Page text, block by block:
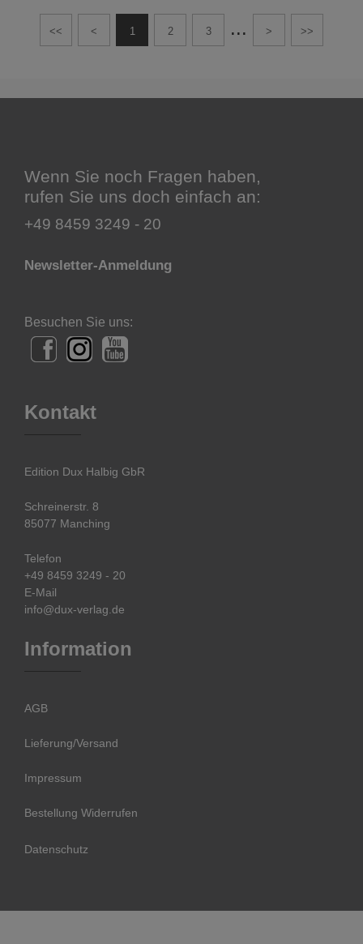
<< < 1 2 3 ... > >>
Wenn Sie noch Fragen haben,
rufen Sie uns doch einfach an:
+49 8459 3249 - 20
Newsletter-Anmeldung
Besuchen Sie uns:
Kontakt
Edition Dux Halbig GbR
Schreinerstr. 8
85077 Manching
Telefon
+49 8459 3249 - 20
E-Mail
info@dux-verlag.de
Information
AGB
Lieferung/Versand
Impressum
Bestellung Widerrufen
Datenschutz